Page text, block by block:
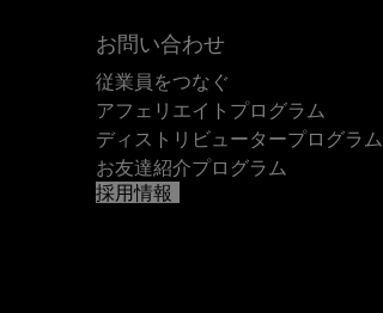
お問い合わせ
従業員をつなぐ
アフェリエイトプログラム
ディストリビュータープログラム
お友達紹介プログラム
採用情報